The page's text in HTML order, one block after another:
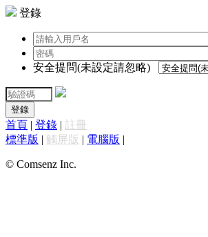
登錄
安全提問(未設定請忽略)
登錄
首頁 | 登錄 | 註冊
標準版 | 觸屏版 | 電腦版 |
© Comsenz Inc.